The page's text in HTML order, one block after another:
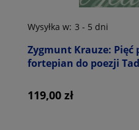
Zygmunt Krauze:
fortepian do poezji
Wysyłka w: 3 - 5 dni
119,00 zł